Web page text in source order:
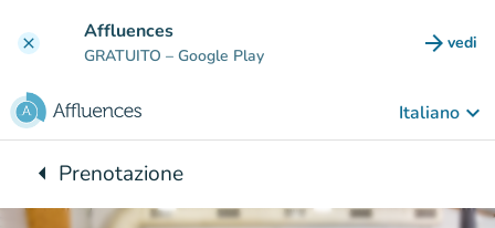
clear Affluences
GRATUITO – Google Play arrow_forward vedi
Italiano keyboard_arrow_down
arrow_leftTorna a:
Prenotazione